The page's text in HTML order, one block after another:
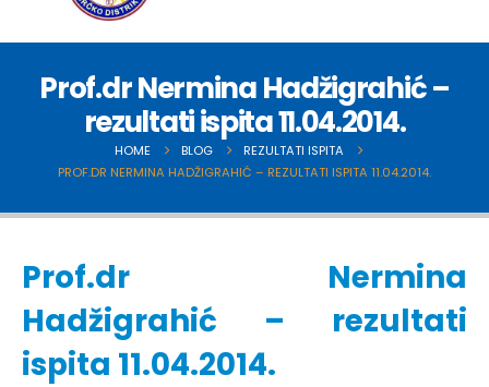
Prof.dr Nermina Hadžigrahić –
rezultati ispita 11.04.2014.
HOME BLOG
REZULTATI ISPITA
PROF.DR NERMINA HADŽIGRAHIĆ – REZULTATI ISPITA 11.04.2014.
Prof.dr Nermina
Hadžigrahić – rezultati
ispita 11.04.2014.